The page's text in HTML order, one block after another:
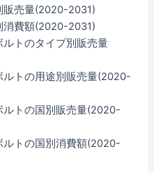
販売量(2020-2031)
消費額(2020-2031)
ルトのタイプ別販売量
ルトの用途別販売量(2020-
ルトの国別販売量(2020-
ルトの国別消費額(2020-